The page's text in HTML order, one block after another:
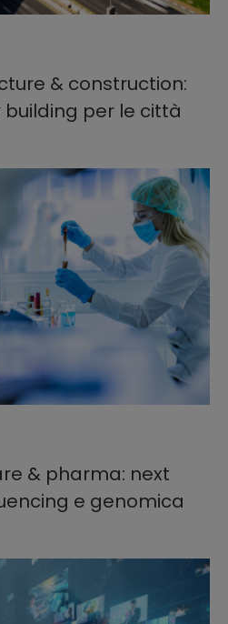
& construction:
per le città
& pharma: next
e genomica